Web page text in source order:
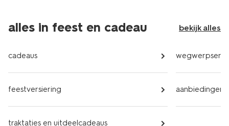
alles in feest en cadeau bekijk alles
cadeaus
feestversiering
traktaties en uitdeelcadeaus
aanbiedingen